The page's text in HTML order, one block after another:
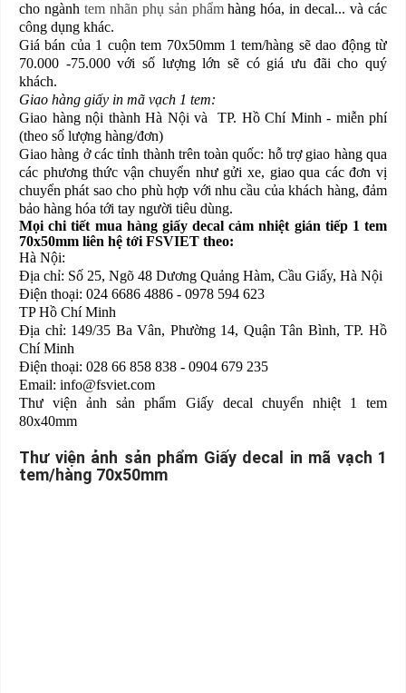
cho ngành tem nhãn phụ sản phẩmhàng hóa, in decal... và các
công dụng khác.
Giá bán của 1 cuộn tem 70x50mm 1 tem/hàng sẽ dao động từ
70.000 -75.000 với số lượng lớn sẽ có giá ưu đãi cho quý
khách.
Giao hàng giấy in mã vạch 1 tem:
Giao hàng nội thành Hà Nội và TP. Hồ Chí Minh - miễn phí
(theo số lượng hàng/đơn)
Giao hàng ở các tỉnh thành trên toàn quốc: hỗ trợ giao hàng qua
các phương thức vận chuyển như gửi xe, giao qua các đơn vị
chuyển phát sao cho phù hợp với nhu cầu của khách hàng, đảm
bảo hàng hóa tới tay người tiêu dùng.
Mọi chi tiết mua hàng giấy decal cảm nhiệt gián tiếp 1 tem
70x50mm liên hệ tới FSVIET theo:
Hà Nội:
Địa chỉ: Số 25, Ngõ 48 Dương Quảng Hàm, Cầu Giấy, Hà Nội
Điện thoại: 024 6686 4886 - 0978 594 623
TP Hồ Chí Minh
Địa chỉ: 149/35 Ba Vân, Phường 14, Quận Tân Bình, TP. Hồ
Chí Minh
Điện thoại: 028 66 858 838 - 0904 679 235
Email: info@fsviet.com
Thư viện ảnh sản phẩm Giấy decal chuyển nhiệt 1 tem
80x40mm
Thư viện ảnh sản phẩm Giấy decal in mã vạch 1
tem/hàng 70x50mm